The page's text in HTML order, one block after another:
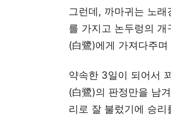
그런데, 까마귀는 노
를 가지고 논두렁의
(白鷺)에게 가져다주
약속한 3일이 되어서
(白鷺)의 판정만을 남
리로 잘 불렀기에 승